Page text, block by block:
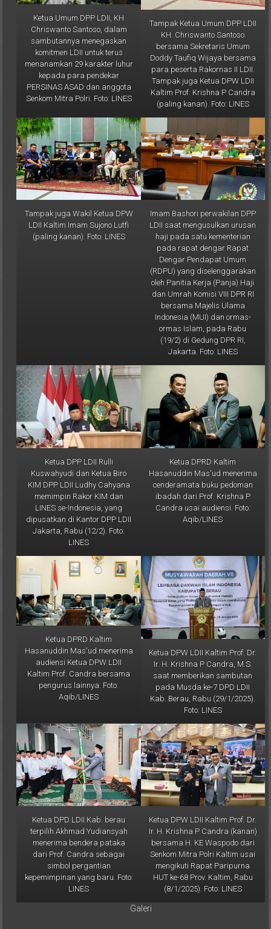
Ketua Umum DPP LDII, KH
Chriswanto Santoso, dalam
sambutannya menegaskan
komitmen LDII untuk terus
menanamkan 29 karakter luhur
kepada para pendekar
PERSINAS ASAD dan anggota
Senkom Mitra Polri. Foto: LINES
Tampak Ketua Umum DPP LDII
KH. Chriswanto Santoso
bersama Sekretaris Umum
Doddy Taufiq Wijaya bersama
para peserta Rakornas II LDII.
Tampak juga Ketua DPW LDII
Kaltim Prof. Krishna P Candra
(paling kanan). Foto: LINES
Tampak juga Wakil Ketua DPW
LDII Kaltim Imam Sujono Lutfi
(paling kanan). Foto: LINES
Imam Bashori perwakilan DPP
LDII saat mengusulkan urusan
haji pada satu kementerian
pada rapat dengar Rapat
Dengar Pendapat Umum
(RDPU) yang diselenggarakan
oleh Panitia Kerja (Panja) Haji
dan Umrah Komisi VIII DPR RI
bersama Majelis Ulama
Indonesia (MUI) dan ormas-
ormas Islam, pada Rabu
(19/2) di Gedung DPR RI,
Jakarta. Foto: LINES
Ketua DPP LDII Rulli
Kuswahyudi dan Ketua Biro
KIM DPP LDII Ludhy Cahyana
memimpin Rakor KIM dan
LINES se-Indonesia, yang
dipusatkan di Kantor DPP LDII
Jakarta, Rabu (12/2). Foto:
LINES
Ketua DPRD Kaltim
Hasanuddin Mas'ud menerima
cenderamata buku pedoman
ibadah dari Prof. Krishna P
Candra usai audiensi. Foto:
Aqib/LINES
Ketua DPRD Kaltim
Hasanuddin Mas'ud menerima
audiensi Ketua DPW LDII
Kaltim Prof. Candra bersama
pengurus lainnya. Foto:
Aqib/LINES
Ketua DPW LDII Kaltim Prof. Dr.
Ir. H. Krishna P Candra, M.S.
saat memberikan sambutan
pada Musda ke-7 DPD LDII
Kab. Berau, Rabu (29/1/2025).
Foto: LINES
Ketua DPD LDII Kab. berau
terpilih Akhmad Yudiansyah
menerima bendera pataka
dari Prof. Candra sebagai
simbol pergantian
kepemimpinan yang baru. Foto:
LINES
Ketua DPW LDII Kaltim Prof. Dr.
Ir. H. Krishna P Candra (kanan)
bersama H. KE Waspodo dari
Senkom Mitra Polri Kaltim usai
mengikuti Rapat Paripurna
HUT ke-68 Prov. Kaltim, Rabu
(8/1/2025). Foto: LINES